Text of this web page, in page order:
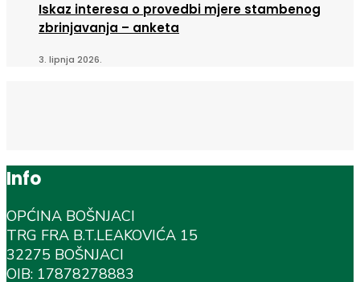
Iskaz interesa o provedbi mjere stambenog
zbrinjavanja – anketa
3. lipnja 2026.
Info
OPĆINA BOŠNJACI
TRG FRA B.T.LEAKOVIĆA 15
32275 BOŠNJACI
OIB: 17878278883